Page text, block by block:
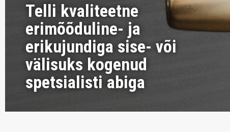
Telli kvaliteetne
erimõõduline- ja
erikujundiga sise- või
välisuks kogenud
spetsialisti abiga